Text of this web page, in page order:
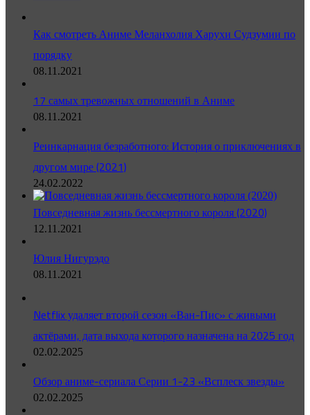
Как смотреть Аниме Меланхолия Харухи Судзумии по
порядку
08.11.2021
17 самых тревожных отношений в Аниме
08.11.2021
Реинкарнация безработного: История о приключениях в
другом мире (2021)
24.02.2022
Повседневная жизнь бессмертного короля (2020)
12.11.2021
Юлия Нигурэдо
08.11.2021
Netflix удаляет второй сезон «Ван-Пис» с живыми
актёрами, дата выхода которого назначена на 2025 год
02.02.2025
Обзор аниме-сериала Серии 1-23 «Всплеск звезды»
02.02.2025